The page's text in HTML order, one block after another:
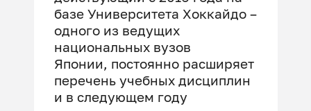
базе Университета Хоккайдо –
одного из ведущих
национальных вузов
Японии, постоянно расширяет
перечень учебных дисциплин
и в следующем году